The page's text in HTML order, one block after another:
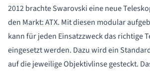
2012 brachte Swarovski eine neue
den Markt: ATX. Mit diesen modular
kann für jeden Einsatzzweck das richtige
eingesetzt werden. Dazu wird ein
auf die jeweilige Objektivlinse gesteckt.